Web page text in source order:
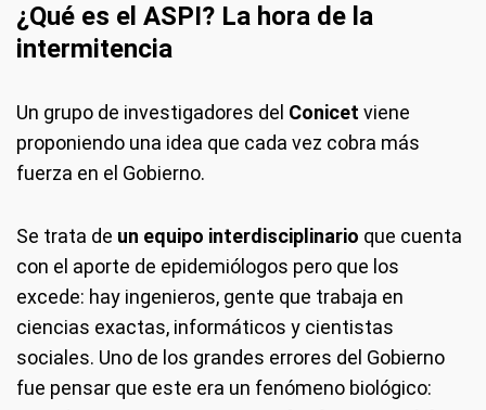
¿Qué es el ASPI? La hora de la
intermitencia
Un grupo de investigadores del Conicet viene
proponiendo una idea que cada vez cobra más
fuerza en el Gobierno.
Se trata de un equipo interdisciplinario que cuenta
con el aporte de epidemiólogos pero que los
excede: hay ingenieros, gente que trabaja en
ciencias exactas, informáticos y cientistas
sociales. Uno de los grandes errores del Gobierno
fue pensar que este era un fenómeno biológico: